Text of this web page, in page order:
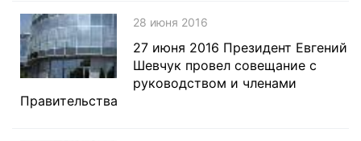
28 июня 2016
27 июня 2016 Президент Евгений
Шевчук провел совещание с
руководством и членами
Правительства